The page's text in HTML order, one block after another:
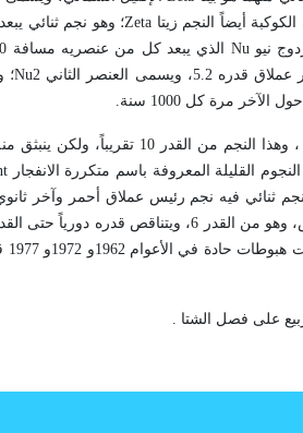
Zeta؛ وهو نجم ثنائي
Nu
ويسمى العنصر الثاني Nu2؛
مرة كل 1000 سنة.
، وهذا النجم من القدر 10 تقريباً، ولكن
القليلة المعروفة باسم متكررة الانفجار
ثنائي فيه نجم رئيس عملاق أحمر وآخر
على فصل الشتا .